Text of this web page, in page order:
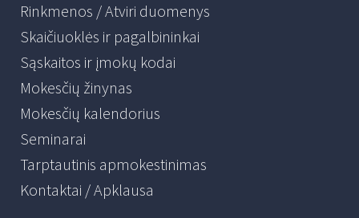
Rinkmenos / Atviri duomenys
Skaičiuoklės ir pagalbininkai
Sąskaitos ir įmokų kodai
Mokesčių žinynas
Mokesčių kalendorius
Seminarai
Tarptautinis apmokestinimas
Kontaktai / Apklausa